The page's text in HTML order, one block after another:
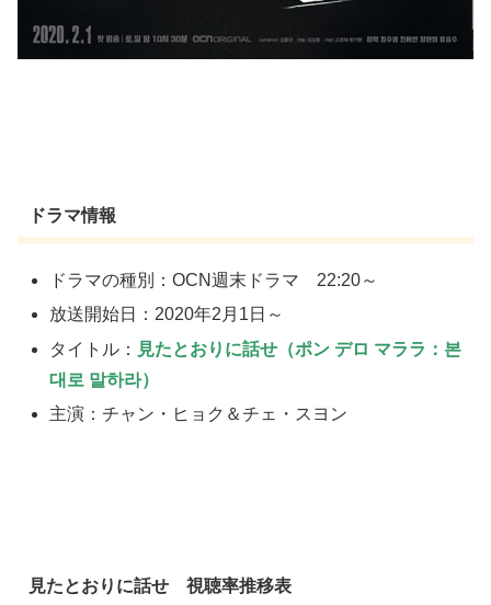
ドラマ情報
ドラマの種別：OCN週末ドラマ 22:20～
放送開始日：2020年2月1日～
タイトル： 見たとおりに話せ（ポン デロ マララ：본
대로 말하라）
主演：チャン・ヒョク＆チェ・スヨン
見たとおりに話せ 視聴率推移表